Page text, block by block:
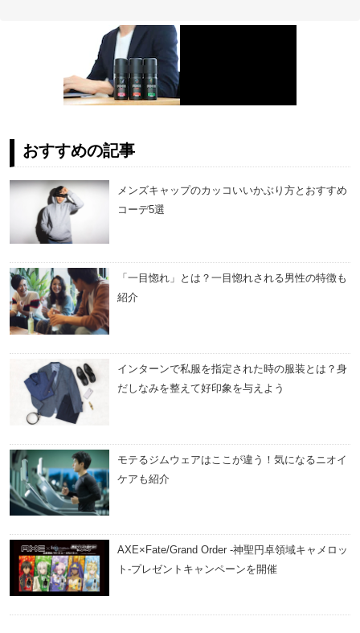
おすすめの記事
メンズキャップのカッコいいかぶり方とおすすめ
コーデ5選
「一目惚れ」とは？一目惚れされる男性の特徴も
紹介
インターンで私服を指定された時の服装とは？身
だしなみを整えて好印象を与えよう
モテるジムウェアはここが違う！気になるニオイ
ケアも紹介
AXE×Fate/Grand Order -神聖円卓領域キャメロッ
ト-プレゼントキャンペーンを開催